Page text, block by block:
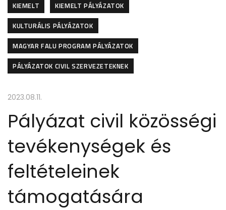
KIEMELT
KIEMELT PÁLYÁZATOK
KULTURÁLIS PÁLYÁZATOK
MAGYAR FALU PROGRAM PÁLYÁZATOK
PÁLYÁZATOK CIVIL SZERVEZETEKNEK
2023.08.11.
Pályázat civil közösségi
tevékenységek és
feltételeinek
támogatására